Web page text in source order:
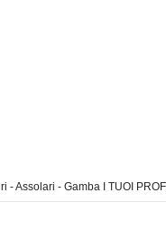
- Assolari - Gamba I TUOI